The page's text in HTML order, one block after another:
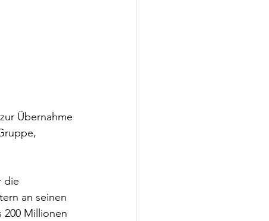
Übernahme
die
an seinen
200 Millionen